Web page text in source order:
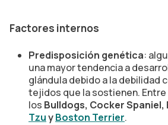
Factores internos
Predisposición genética:
una mayor tendencia a
glándula debido a la debilidad
tejidos que la sostienen.
los Bulldogs, Cocker Spaniel,
TzuyBoston Terrier.